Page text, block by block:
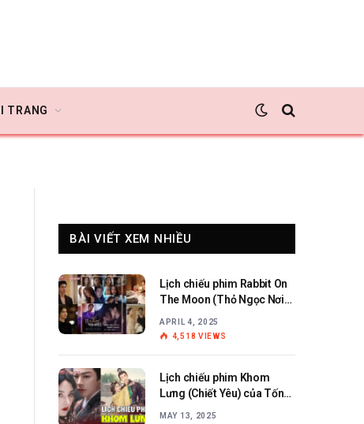
TRANG
BÀI VIẾT XEM NHIỀU
Lịch chiếu phim Rabbit On
The Moon (Thỏ Ngọc Nơi
APRIL 4, 2025
4,518 VIEWS
Lịch chiếu phim Khom
Lưng (Chiết Yêu) của Tống
MAY 13, 2025